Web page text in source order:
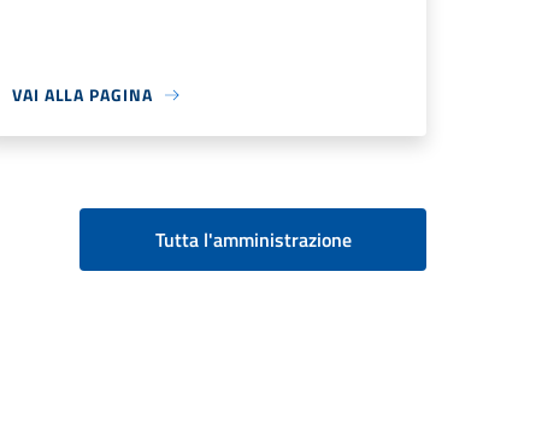
VAI ALLA PAGINA
Tutta l'amministrazione